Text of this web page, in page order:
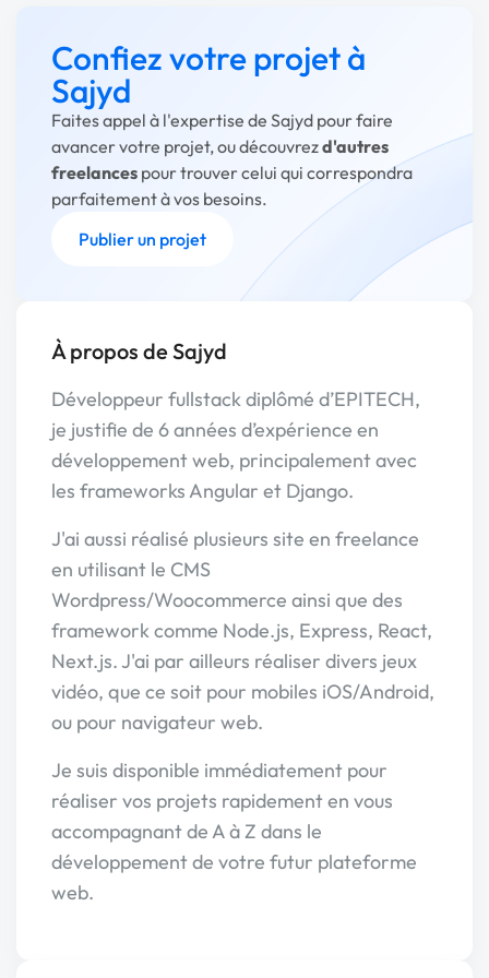
Confiez votre projet à
Sajyd
Faites appel à l'expertise de Sajyd pour faire
avancer votre projet, ou découvrezd'autres
freelances pour trouver celui qui correspondra
parfaitement à vos besoins.
Publier un projet
À propos de Sajyd
Développeur fullstack diplômé d’EPITECH,
je justifie de 6 années d’expérience en
développement web, principalement avec
les frameworks Angular et Django.
J'ai aussi réalisé plusieurs site en freelance
en utilisant le CMS
Wordpress/Woocommerce ainsi que des
framework comme Node.js, Express, React,
Next.js. J'ai par ailleurs réaliser divers jeux
vidéo, que ce soit pour mobiles iOS/Android,
ou pour navigateur web.
Je suis disponible immédiatement pour
réaliser vos projets rapidement en vous
accompagnant de A à Z dans le
développement de votre futur plateforme
web.